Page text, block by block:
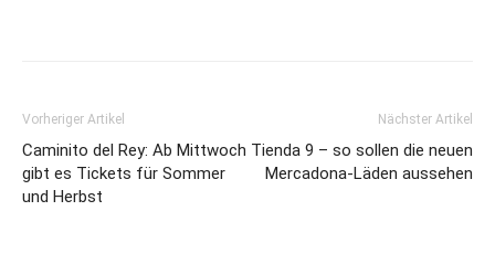
Vorheriger Artikel
Caminito del Rey: Ab Mittwoch
gibt es Tickets für Sommer
und Herbst
Nächster Artikel
Tienda 9 – so sollen die neuen
Mercadona-Läden aussehen